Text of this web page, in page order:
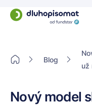
Blog
už
Nový model